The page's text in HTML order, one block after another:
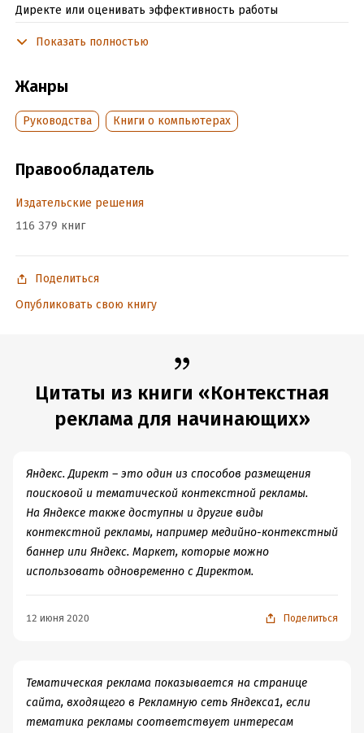
Директе или оценивать эффективность работы
пошаговое руководство вам просто необходимо!
Подробная информация
Объем:54343
ISBN (EAN):9785448347160
Показать полностью
Жанры
Руководства Книги о компьютерах
Правообладатель
Издательские решения
116 379 книг
Поделиться
Опубликовать свою книгу
Цитаты из книги «Контекстная
реклама для начинающих»
Яндекс. Директ – это один из способов размещения
поисковой и тематической контекстной рекламы.
На Яндексе также доступны и другие виды
контекстной рекламы, например медийно-контекстный
баннер или Яндекс. Маркет, которые можно
использовать одновременно с Директом.
12 июня 2020 Поделиться
Тематическая реклама показывается на странице
сайта, входящего в Рекламную сеть Яндекса1, если
тематика рекламы соответствует интересам